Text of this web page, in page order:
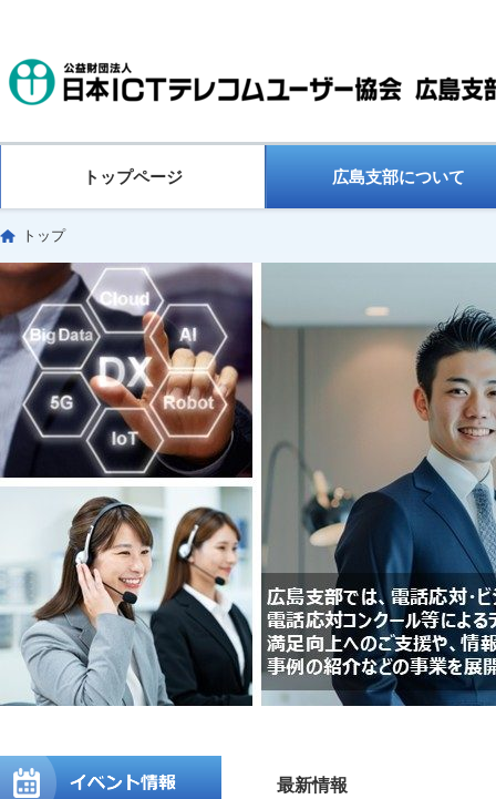
トップページ 広島支部について
トップ
最新情報